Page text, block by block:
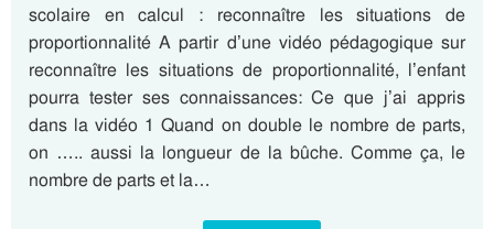
scolaire en calcul : reconnaître les situations de
proportionnalité A partir d’une vidéo pédagogique sur
reconnaître les situations de proportionnalité, l’enfant
pourra tester ses connaissances: Ce que j’ai appris
dans la vidéo 1 Quand on double le nombre de parts,
on ….. aussi la longueur de la bûche. Comme ça, le
nombre de parts et la…